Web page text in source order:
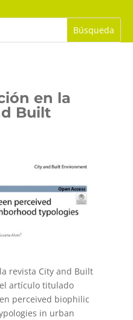
en la
Built
revista City and Built
artículo titulado
perceived biophilic
in urban